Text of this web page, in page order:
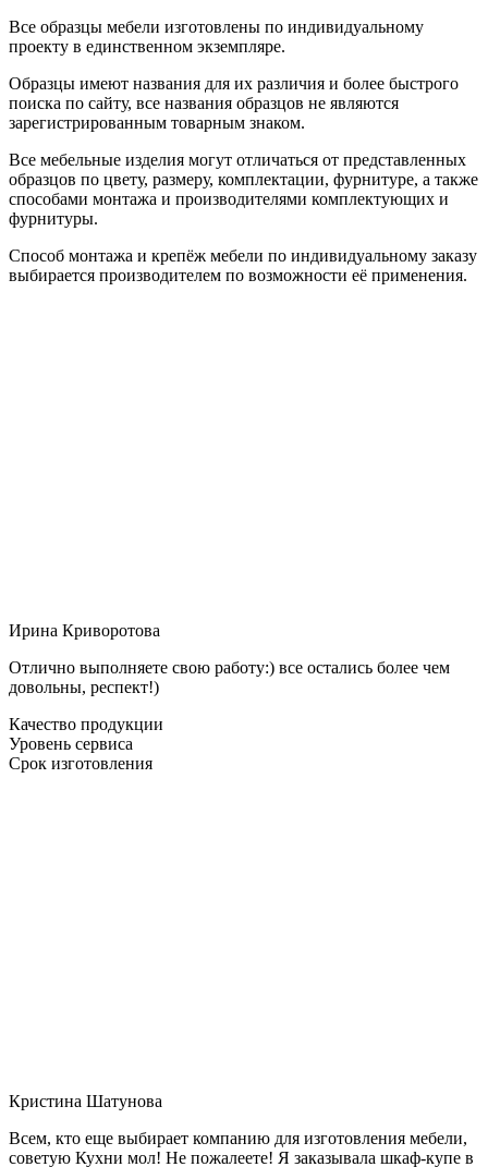
Все образцы мебели изготовлены по индивидуальному
проекту в единственном экземпляре.
Образцы имеют названия для их различия и более быстрого
поиска по сайту, все названия образцов не являются
зарегистрированным товарным знаком.
Все мебельные изделия могут отличаться от представленных
образцов по цвету, размеру, комплектации, фурнитуре, а также
способами монтажа и производителями комплектующих и
фурнитуры.
Способ монтажа и крепёж мебели по индивидуальному заказу
выбирается производителем по возможности её применения.
Ирина Криворотова
Отлично выполняете свою работу:) все остались более чем
довольны, респект!)
Качество продукции
Уровень сервиса
Срок изготовления
Кристина Шатунова
Всем, кто еще выбирает компанию для изготовления мебели,
советую Кухни мол! Не пожалеете! Я заказывала шкаф-купе в